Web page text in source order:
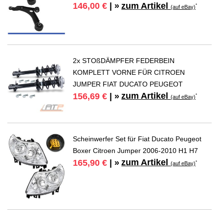
146,00 € | » zum Artikel(auf eBay)*
2x STOßDÄMPFER FEDERBEIN
KOMPLETT VORNE FÜR CITROEN
JUMPER FIAT DUCATO PEUGEOT
156,69 € | » zum Artikel(auf eBay)*
Scheinwerfer Set für Fiat Ducato Peugeot
Boxer Citroen Jumper 2006-2010 H1 H7
165,90 € | » zum Artikel(auf eBay)*